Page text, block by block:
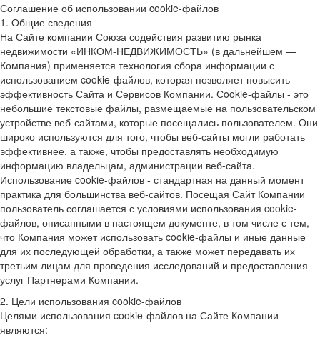
Соглашение об использовании cookie-файлов
1. Общие сведения
На Сайте компании Союза содействия развитию рынка
недвижимости «ИНКОМ-НЕДВИЖИМОСТЬ» (в дальнейшем —
Компания) применяется технология сбора информации с
использованием cookie-файлов, которая позволяет повысить
эффективность Сайта и Сервисов Компании. Сookie-файлы - это
небольшие текстовые файлы, размещаемые на пользовательском
устройстве веб-сайтами, которые посещались пользователем. Они
широко используются для того, чтобы веб-сайты могли работать
эффективнее, а также, чтобы предоставлять необходимую
информацию владельцам, администрации веб-сайта.
Использование cookie-файлов - стандартная на данный момент
практика для большинства веб-сайтов. Посещая Сайт Компании
пользователь соглашается с условиями использования cookie-
файлов, описанными в настоящем документе, в том числе с тем,
что Компания может использовать cookie-файлы и иные данные
для их последующей обработки, а также может передавать их
третьим лицам для проведения исследований и предоставления
услуг Партнерами Компании.
2. Цели использования cookie-файлов
Целями использования cookie-файлов на Сайте Компании
являются: